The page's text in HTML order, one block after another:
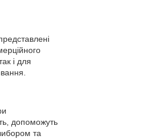
і для
допоможуть
та